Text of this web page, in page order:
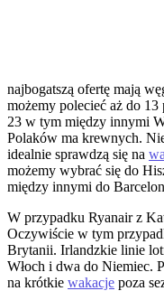
najbogatszą ofertę mają
możemy polecieć aż do 13
23 w tym między innymi
Polaków ma krewnych.
idealnie sprawdzą się na
możemy wybrać się do
między innymi do
W przypadku Ryanair z
Oczywiście w tym
Brytanii. Irlandzkie linie
Włoch i dwa do Niemiec.
na krótkie wakacje poza